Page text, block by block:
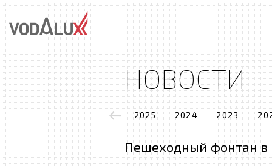
НОВОСТИ
2025 2024 2023
Пешеходный фонтан в